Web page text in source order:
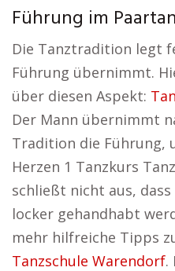
Führung im
Die Tanztradition legt
Führung übernimmt.
über diesen Aspekt:
Der Mann übernimmt
Tradition die Führung,
Herzen 1 Tanzkurs
schließt nicht aus,
locker gehandhabt
mehr hilfreiche Tipps
Tanzschule Warendorf.